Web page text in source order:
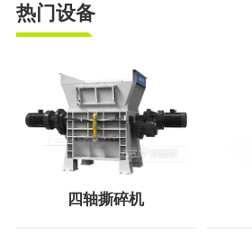
热门设备
四轴撕碎机